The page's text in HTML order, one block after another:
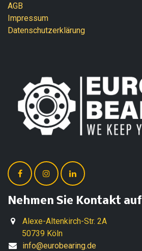
AGB
Impressum
Datenschutzerklärung
Nehmen Sie Kontakt auf
Alexe-Altenkirch-Str. 2A
50739 Köln
info@eurobearing.de